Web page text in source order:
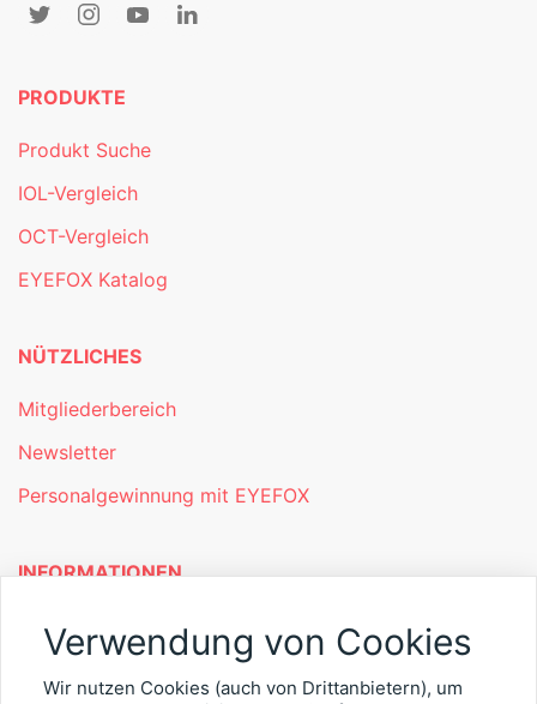
PRODUKTE
Produkt Suche
IOL-Vergleich
OCT-Vergleich
EYEFOX Katalog
NÜTZLICHES
Mitgliederbereich
Newsletter
Personalgewinnung mit EYEFOX
INFORMATIONEN
Was ist EYEFOX – Ihre Möglichkeiten
Verwendung von Cookies
Wir nutzen Cookies (auch von Drittanbietern), um